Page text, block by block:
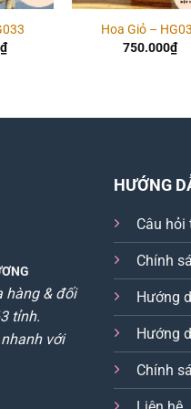
₫
Hoa Giỏ –
750.000₫
hàng & đối
tỉnh.
với
HƯỚNG
Câu
Chính
Hướng
Hướng
Chính